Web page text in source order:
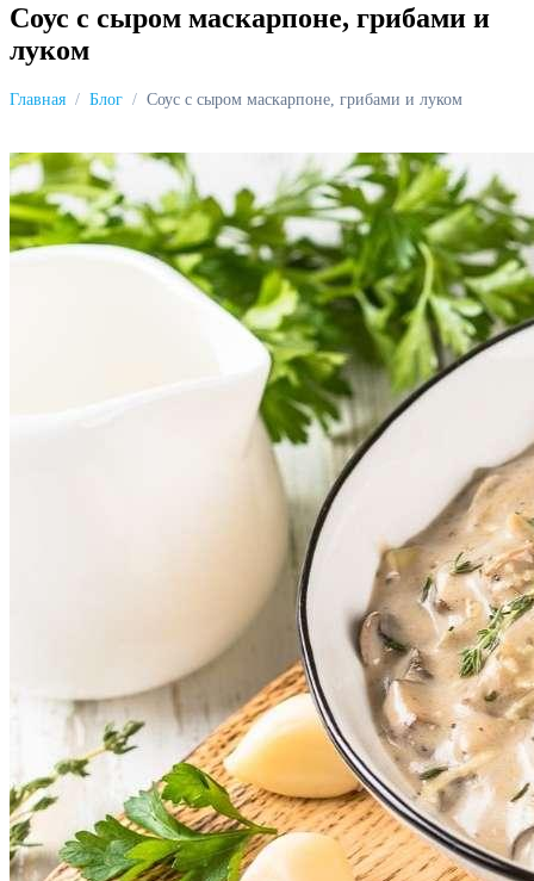
Соус с сыром маскарпоне, грибами и
луком
Главная Блог Соус с сыром маскарпоне, грибами и луком